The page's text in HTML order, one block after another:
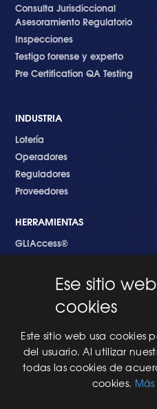
Consulta Jurisdiccional
Asesoramiento Regulatorio
Inspecciones
Testigo forense y experto
Pre Certification QA Testing
INDUSTRIA
Lotería
Operadores
Reguladores
Proveedores
HERRAMIENTAS
GLIAccess®
GLI Link®
EMPEZANDO
Nuevo en GLI
Nuevo Software
Una Nueva Máquina
Modificaciones al Software
Modificaciones al Hardware
Ese sitio
cookies
Este sitio web usa cookies
del usuario. Al utilizar
todas las cookies de
cookies.